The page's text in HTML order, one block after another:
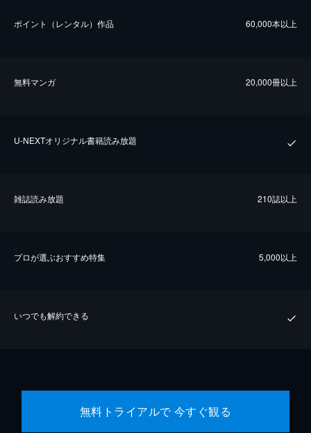
ポイント（レンタル）作品 60,000本以上
無料マンガ 20,000冊以上
U-NEXTオリジナル書籍読み放題
雑誌読み放題 210誌以上
プロが選ぶおすすめ特集 5,000以上
いつでも解約できる
無料トライアルで 今すぐ観る